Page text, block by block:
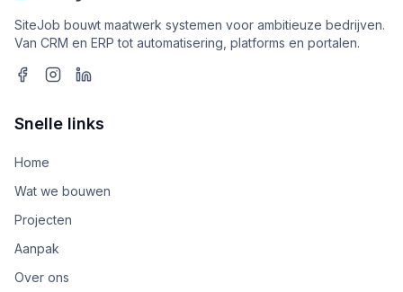
SiteJob bouwt maatwerk systemen voor ambitieuze bedrijven.
Van CRM en ERP tot automatisering, platforms en portalen.
Snelle links
Home
Wat we bouwen
Projecten
Aanpak
Over ons